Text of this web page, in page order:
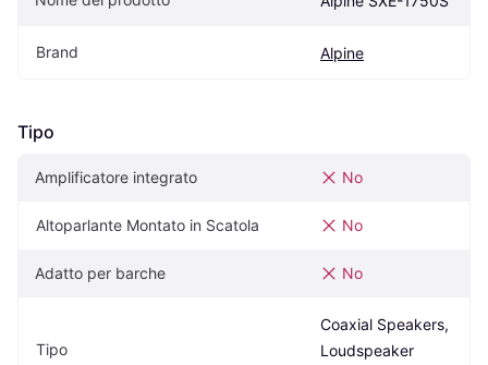
Brand Alpine
Tipo
Amplificatore integrato No
Altoparlante Montato in Scatola No
Adatto per barche No
Tipo
Coaxial Speakers,
Loudspeaker